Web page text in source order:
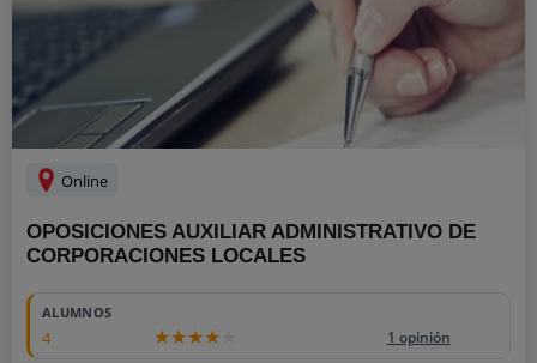
Online
OPOSICIONES AUXILIAR ADMINISTRATIVO DE
CORPORACIONES LOCALES
ALUMNOS
4 1 opinión